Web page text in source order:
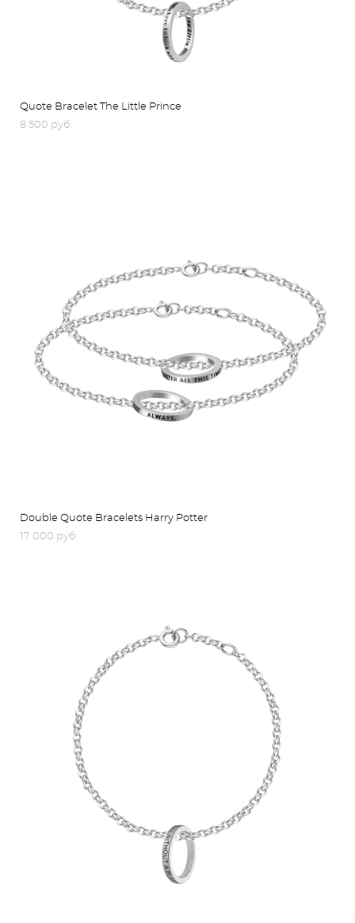
Quote Bracelet The Little Prince
8 500 pуб.
Double Quote Bracelets Harry Potter
17 000 pуб.